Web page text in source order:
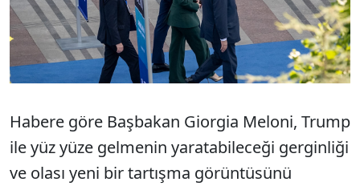
Habere göre Başbakan Giorgia Meloni, Trump
ile yüz yüze gelmenin yaratabileceği gerginliği
ve olası yeni bir tartışma görüntüsünü